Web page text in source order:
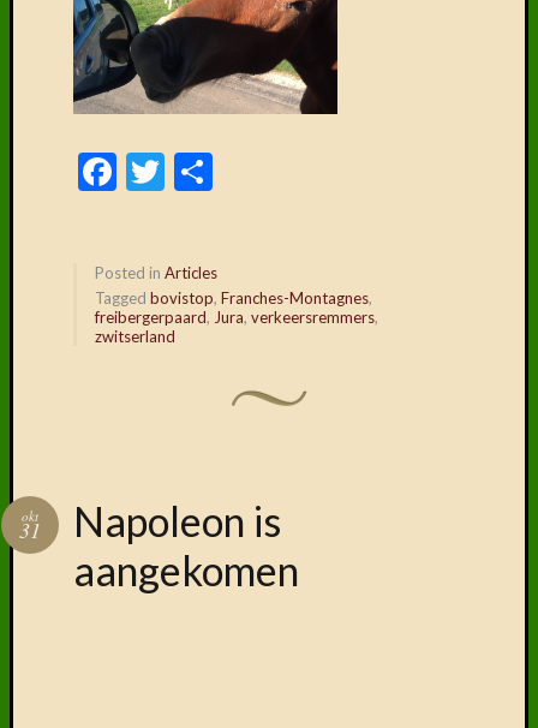
Facebook
Twitter
Posted in Articles
Tagged bovistop, Franches-Montagnes,
freibergerpaard, Jura, verkeersremmers,
zwitserland
Napoleon is
aangekomen
okt
31